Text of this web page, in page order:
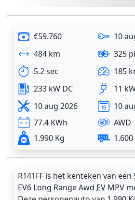
€59.760
10
484 km
325
5.2 sec
185
233 kW DC
11
10 aug 2026
10
77.4 KWh
AWD
1.990 Kg
1.600
R141FF is het kenteken van
EV6 Long Range Awd EV MPV